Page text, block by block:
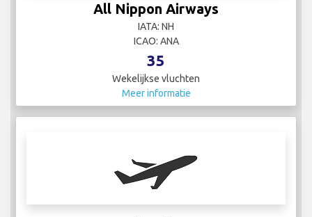
All Nippon Airways
IATA: NH
ICAO: ANA
35
Wekelijkse vluchten
Meer informatie